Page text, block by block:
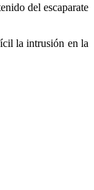
del escaparate
la intrusión en la